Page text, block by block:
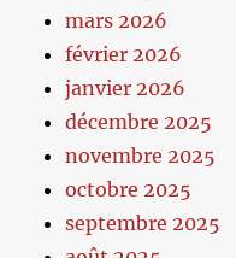
mars 2026
février 2026
janvier 2026
décembre 2025
novembre 2025
octobre 2025
septembre 2025